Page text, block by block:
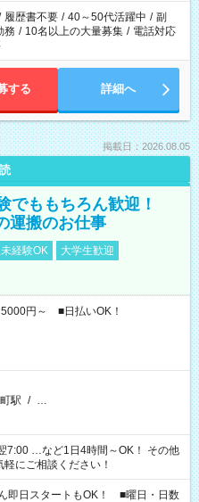
履歴書不要 / 40～50代活躍中 / 副
務 / 10名以上の大量募集 / 電話対応
する 詳細へ
掲載日：2026.08.05
でももちろん歓迎！
運搬のお仕事
経験OK
大学生歓迎
円～ ■日払いOK！
駅 / …
…など1日4時間～OK！ その他
にご相談ください！
即日スタートもOK！ ■曜日・日数